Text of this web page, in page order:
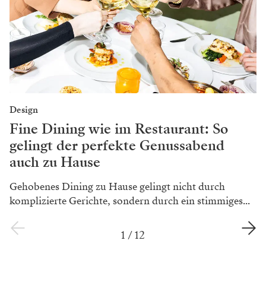
Design
Fine Dining wie im Restaurant: So
gelingt der perfekte Genussabend
auch zu Hause
Gehobenes Dining zu Hause gelingt nicht durch
komplizierte Gerichte, sondern durch ein stimmiges...
1 /12